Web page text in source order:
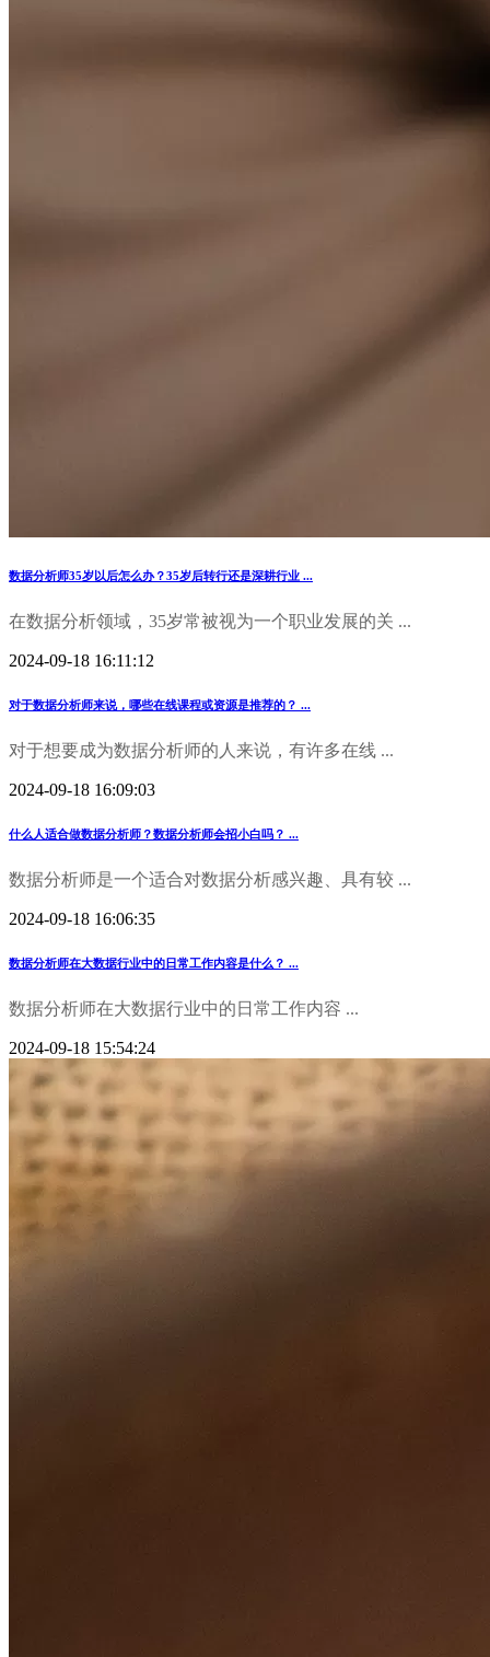
数据分析师35岁以后怎么办？35岁后转行还是深耕行业 ...
在数据分析领域，35岁常被视为一个职业发展的关 ...
2024-09-18 16:11:12
对于数据分析师来说，哪些在线课程或资源是推荐的？ ...
对于想要成为数据分析师的人来说，有许多在线 ...
2024-09-18 16:09:03
什么人适合做数据分析师？数据分析师会招小白吗？ ...
数据分析师是一个适合对数据分析感兴趣、具有较 ...
2024-09-18 16:06:35
数据分析师在大数据行业中的日常工作内容是什么？ ...
数据分析师在大数据行业中的日常工作内容 ...
2024-09-18 15:54:24